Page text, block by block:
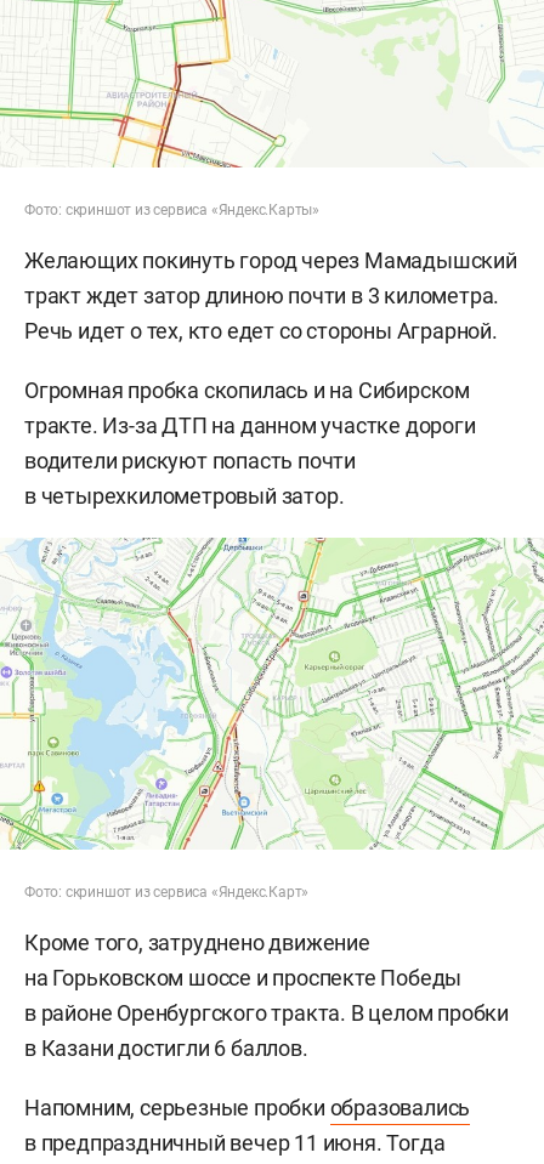
Фото: скриншот из сервиса «Яндекс.Карты»
Желающих покинуть город через Мамадышский
тракт ждет затор длиною почти в 3 километра.
Речь идет о тех, кто едет со стороны Аграрной.
Огромная пробка скопилась и на Сибирском
тракте. Из-за ДТП на данном участке дороги
водители рискуют попасть почти
в четырехкилометровый затор.
Фото: скриншот из сервиса «Яндекс.Карт»
Кроме того, затруднено движение
на Горьковском шоссе и проспекте Победы
в районе Оренбургского тракта. В целом пробки
в Казани достигли 6 баллов.
Напомним, серьезные пробки образовались
в предпраздничный вечер 11 июня. Тогда